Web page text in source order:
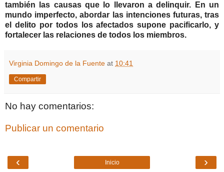
también las causas que lo llevaron a delinquir. En un
mundo imperfecto, abordar las intenciones futuras, tras
el delito por todos los afectados supone pacificarlo, y
fortalecer las relaciones de todos los miembros.
Virginia Domingo de la Fuente at 10:41
Compartir
No hay comentarios:
Publicar un comentario
‹ ›
Inicio